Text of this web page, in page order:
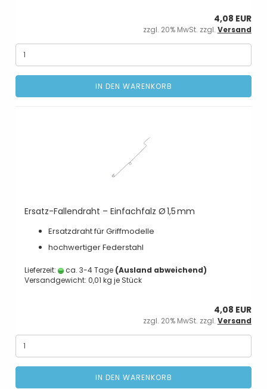
4,08 EUR
zzgl. 20% MwSt. zzgl. Versand
IN DEN WARENKORB
Ersatz-Fallendraht – Einfachfalz Ø 1,5 mm
Ersatzdraht für Griffmodelle
hochwertiger Federstahl
Lieferzeit: ca. 3-4 Tage (Ausland abweichend)
Versandgewicht:0,01 kg je Stück
4,08 EUR
zzgl. 20% MwSt. zzgl. Versand
IN DEN WARENKORB